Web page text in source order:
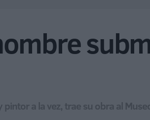
a la vez, trae su obra al